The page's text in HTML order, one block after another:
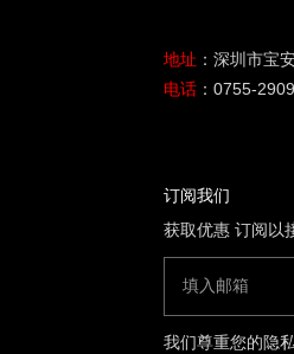
地址 ：深圳市宝
电话：0755-
订阅我们
获取优惠 订阅以
我们尊重您的隐